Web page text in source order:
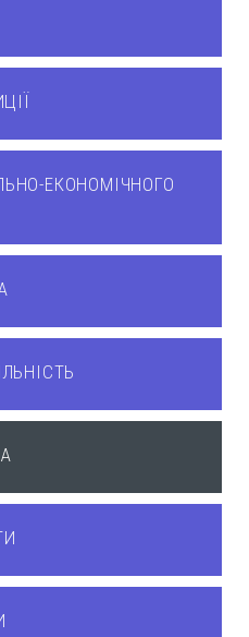
ЕКОНОМІЧНОГО